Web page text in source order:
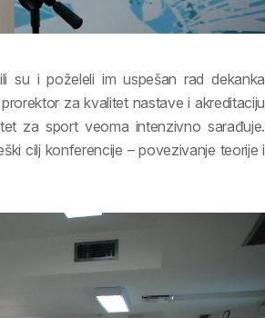
su i poželeli im uspešan rad dekanka
za kvalitet nastave i akreditaciju
za sport veoma intenzivno sarađuje.
cilj konferencije – povezivanje teorije i